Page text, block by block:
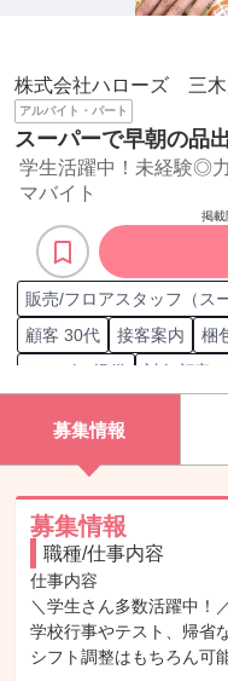
株式会社ハローズ 三
アルバイト・パート
スーパーで早朝の品
学生活躍中！未経験◎
マバイト
掲載
販売/フロアスタッフ（ス
顧客 30代
接客案内 梱
サービス提供
対象顧客
接客/サービス職担当
顧
品出し/商品陳列
募集情報
募集情報
職種/仕事内容
仕事内容
＼学生さん多数活躍中！
学校行事やテスト、帰省
シフト調整はもちろん可